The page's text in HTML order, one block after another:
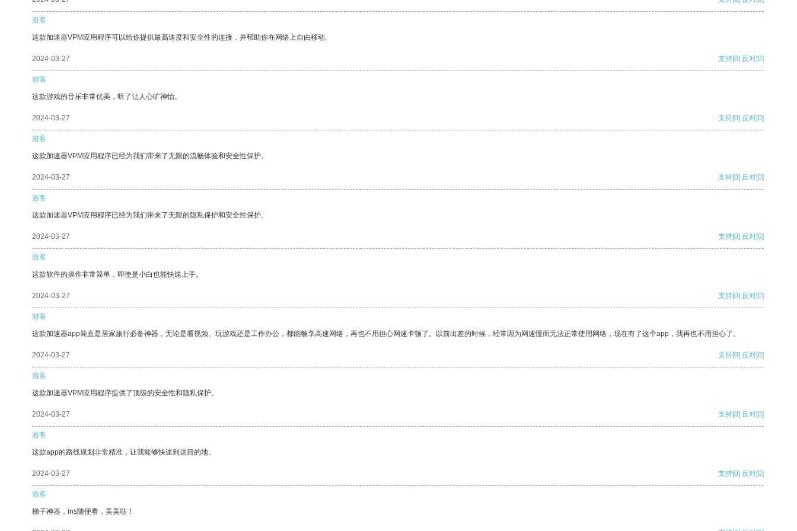
游客
这款加速器VPM应用程序可以给你提供最高速度和安全性的连接，并帮助你在网络上自由移动。
2024-03-27 支持[0] 反对[0]
游客
这款游戏的音乐非常优美，听了让人心旷神怡。
2024-03-27 支持[0] 反对[0]
游客
这款加速器VPM应用程序已经为我们带来了无限的流畅体验和安全性保护。
2024-03-27 支持[0] 反对[0]
游客
这款加速器VPM应用程序已经为我们带来了无限的隐私保护和安全性保护。
2024-03-27 支持[0] 反对[0]
游客
这款软件的操作非常简单，即使是小白也能快速上手。
2024-03-27 支持[0] 反对[0]
游客
这款加速器app简直是居家旅行必备神器，无论是看视频、玩游戏还是工作办公，都能畅享高速网络，再也不用担心网速卡顿了。以前出差的时候，经常因为网速慢而无法正常使用网络，现在有了这个app，我再也不用担心了。
2024-03-27 支持[0] 反对[0]
游客
这款加速器VPM应用程序提供了顶级的安全性和隐私保护。
2024-03-27 支持[0] 反对[0]
游客
这款app的路线规划非常精准，让我能够快速到达目的地。
2024-03-27 支持[0] 反对[0]
游客
梯子神器，ins随便看，美美哒！